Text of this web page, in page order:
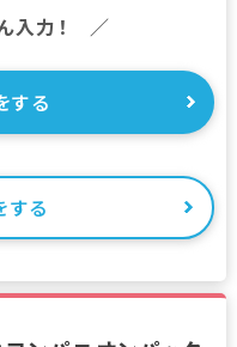
入力！ ／
する
する